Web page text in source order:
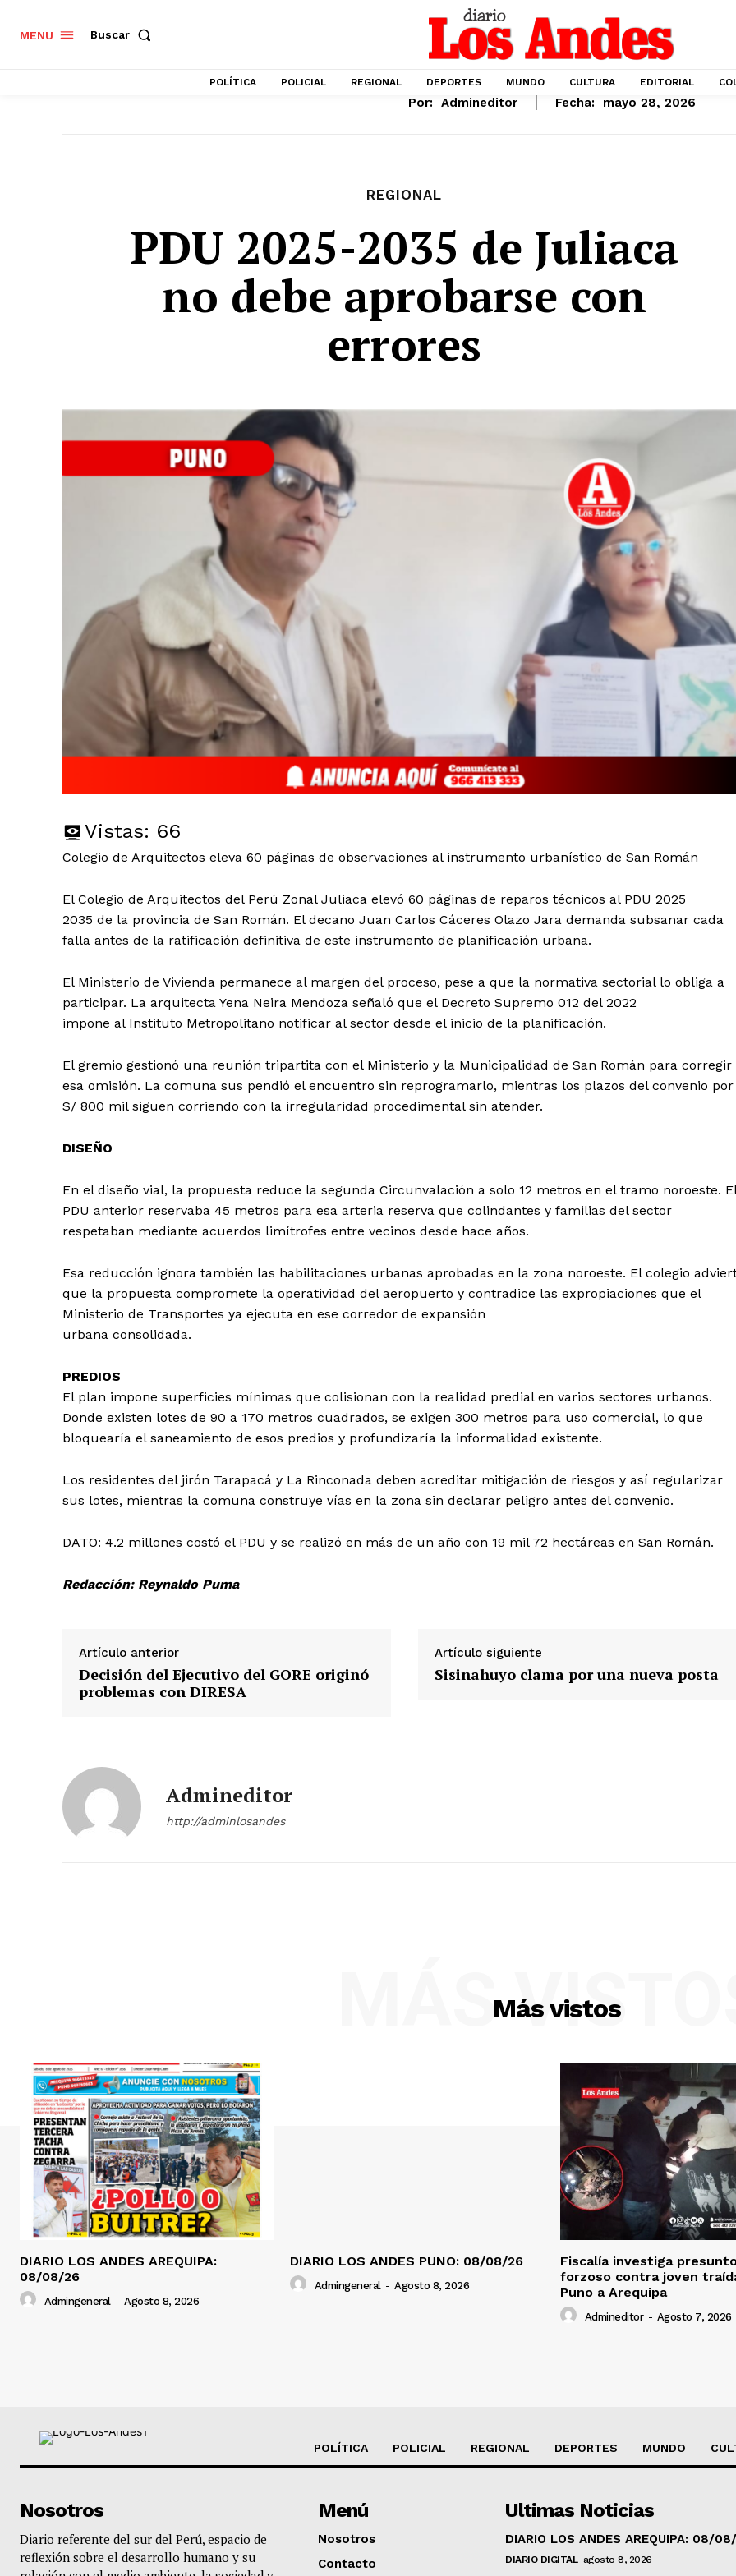
Nosotros
Contacto
MENU Buscar
POLÍTICA POLICIAL REGIONAL DEPORTES MUNDO CULTURA EDITORIAL
Por: Admineditor Fecha: mayo 28, 2026
REGIONAL
PDU 2025-2035 de Juliaca
no debe aprobarse con
errores
Vistas: 66
Colegio de Arquitectos eleva 60 páginas de observaciones al instrumento urbanístico de San Román
El Colegio de Arquitectos del Perú Zonal Juliaca elevó 60 páginas de reparos técnicos al PDU 2025
2035 de la provincia de San Román. El decano Juan Carlos Cáceres Olazo Jara demanda subsanar cada
falla antes de la ratificación definitiva de este instrumento de planificación urbana.
El Ministerio de Vivienda permanece al margen del proceso, pese a que la normativa sectorial lo obliga a
participar. La arquitecta Yena Neira Mendoza señaló que el Decreto Supremo 012 del 2022
impone al Instituto Metropolitano notificar al sector desde el inicio de la planificación.
El gremio gestionó una reunión tripartita con el Ministerio y la Municipalidad de San Román para corregir
esa omisión. La comuna sus pendió el encuentro sin reprogramarlo, mientras los plazos del convenio por
S/ 800 mil siguen corriendo con la irregularidad procedimental sin atender.
DISEÑO
En el diseño vial, la propuesta reduce la segunda Circunvalación a solo 12 metros en el tramo noroeste. El
PDU anterior reservaba 45 metros para esa arteria reserva que colindantes y familias del sector
respetaban mediante acuerdos limítrofes entre vecinos desde hace años.
Esa reducción ignora también las habilitaciones urbanas aprobadas en la zona noroeste. El colegio
que la propuesta compromete la operatividad del aeropuerto y contradice las expropiaciones que el
Ministerio de Transportes ya ejecuta en ese corredor de expansión
urbana consolidada.
PREDIOS
El plan impone superficies mínimas que colisionan con la realidad predial en varios sectores urbanos.
Donde existen lotes de 90 a 170 metros cuadrados, se exigen 300 metros para uso comercial, lo que
bloquearía el saneamiento de esos predios y profundizaría la informalidad existente.
Los residentes del jirón Tarapacá y La Rinconada deben acreditar mitigación de riesgos y así regularizar
sus lotes, mientras la comuna construye vías en la zona sin declarar peligro antes del convenio.
DATO: 4.2 millones costó el PDU y se realizó en más de un año con 19 mil 72 hectáreas en San Román.
Redacción: Reynaldo Puma
Artículo anterior
Decisión del Ejecutivo del GORE originó
problemas con DIRESA
Artículo siguiente
Sisinahuyo clama por una nueva posta
Admineditor
http://adminlosandes
Más vistos
MÁS
DIARIO LOS ANDES AREQUIPA:
08/08/26
Admingeneral - Agosto 8, 2026
DIARIO LOS ANDES PUNO: 08/08/26
Admingeneral - Agosto 8, 2026
Fiscalía investiga
forzoso contra joven
Puno a Arequipa
Admineditor - Agosto 7, 2026
POLÍTICA POLICIAL REGIONAL DEPORTES MUNDO
Nosotros
Diario referente del sur del Perú, espacio de
reflexión sobre el desarrollo humano y su
Menú
Nosotros
Contacto
Ultimas Noticias
DIARIO LOS ANDES AREQUIPA: 08/
DIARIO DIGITAL agosto 8, 2026